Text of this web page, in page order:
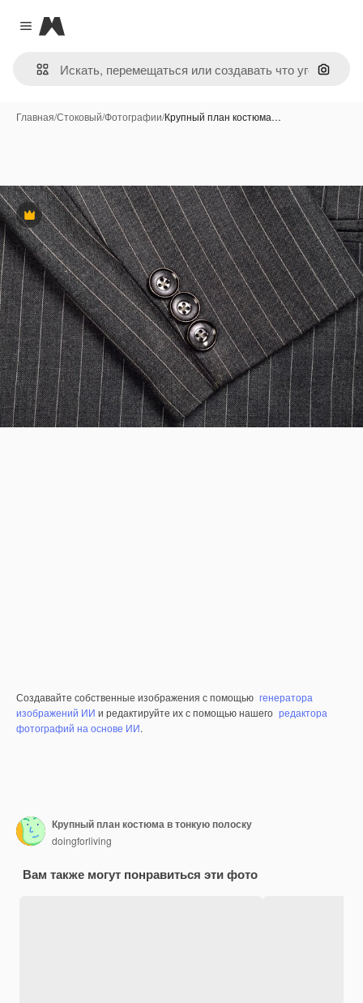
Close menu
Magnific
Поиск
Главная/Стоковый/Фотографии/Крупный план костюма…
Премиум
Создавайте собственные изображения с помощью генератора
изображений ИИ и редактируйте их с помощью нашего редактора
фотографий на основе ИИ.
Крупный план костюма в тонкую полоску
doingforliving
Вам также могут понравиться эти фото